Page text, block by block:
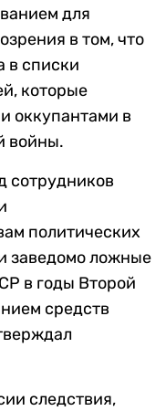
для
в том, что
в списки
которые
оккупантами в
войны.
сотрудников
политических
заведомо ложные
в годы Второй
средств
следствия,